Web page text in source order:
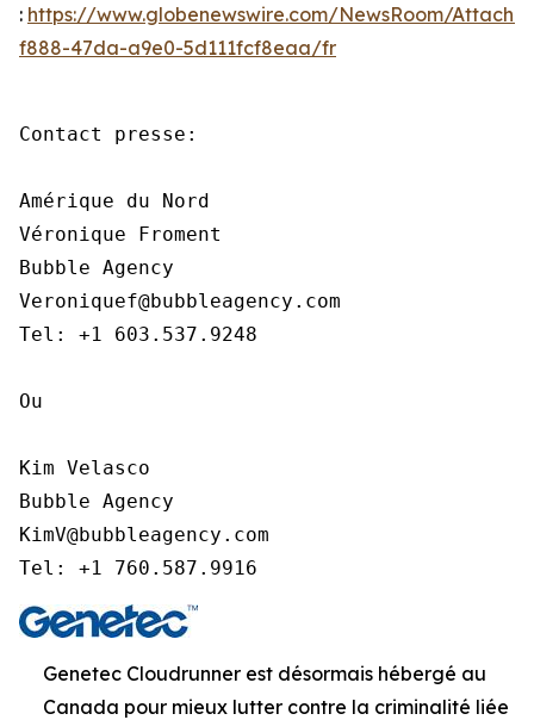
: https://www.globenewswire.com/NewsRoom/
f888-47da-a9e0-5d111fcf8eaa/fr
Contact presse:
Amérique du Nord
Véronique Froment
Bubble Agency
Veroniquef@bubbleagency.com
Tel: +1 603.537.9248
Ou
Kim Velasco
Bubble Agency
KimV@bubbleagency.com
Tel: +1 760.587.9916
Genetec Cloudrunner est désormais hébergé au
Canada pour mieux lutter contre la criminalité liée